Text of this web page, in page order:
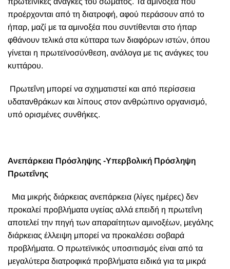
προέρχονται από τη διατροφή, αφού περάσουν από το
ήπαρ, μαζί με τα αμινοξέα που συντίθενται στο ήπαρ
φθάνουν τελικά στα κύτταρα των διαφόρων ιστών, όπου
γίνεται η πρωτεϊνοσύνθεση, ανάλογα με τις ανάγκες του
κυττάρου.
Πρωτεΐνη μπορεί να σχηματιστεί και από περίσσεια
υδατανθράκων και λίπους στον ανθρώπινο οργανισμό,
υπό ορισμένες συνθήκες.
Ανεπάρκεια Πρόσληψης -Υπερβολική Πρόσληψη
Πρωτεΐνης
Μια μικρής διάρκειας ανεπάρκεια (λίγες ημέρες) δεν
προκαλεί προβλήματα υγείας αλλά επειδή η πρωτεΐνη
αποτελεί την πηγή των απαραίτητων αμινοξέων, μεγάλης
διάρκειας έλλειψη μπορεί να προκαλέσει σοβαρά
προβλήματα. Ο πρωτεϊνικός υποσιτισμός είναι από τα
μεγαλύτερα διατροφικά προβλήματα ειδικά για τα μικρά